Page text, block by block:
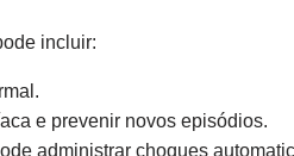
incluir:
e prevenir novos episódios.
administrar choques